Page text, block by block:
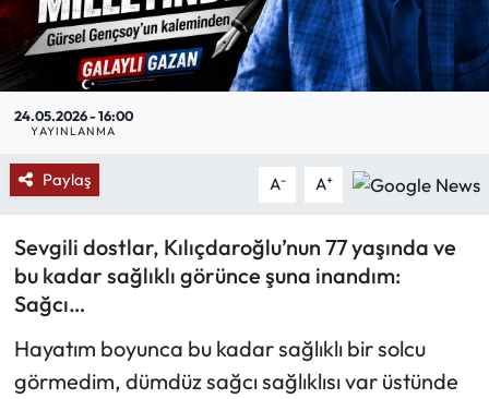
24.05.2026 - 16:00
YAYINLANMA
Paylaş A- A+
Sevgili dostlar, Kılıçdaroğlu’nun 77 yaşında ve
bu kadar sağlıklı görünce şuna inandım:
Sağcı…
Hayatım boyunca bu kadar sağlıklı bir solcu
görmedim, dümdüz sağcı sağlıklısı var üstünde
Mektup Galeri
Röportaj
Karikatür Galeri
BIK
ASTROLOJİ